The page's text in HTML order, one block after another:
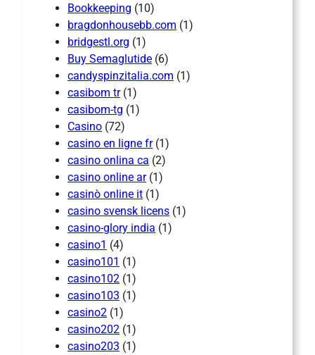
Bookkeeping (10)
bragdonhousebb.com (1)
bridgestl.org (1)
Buy Semaglutide (6)
candyspinzitalia.com (1)
casibom tr(1)
casibom-tg (1)
Casino (72)
casino en ligne fr(1)
casino onlina ca (2)
casino online ar(1)
casinò online it (1)
casino svensk licens (1)
casino-glory india (1)
casino1 (4)
casino101 (1)
casino102 (1)
casino103 (1)
casino2 (1)
casino202 (1)
casino203 (1)